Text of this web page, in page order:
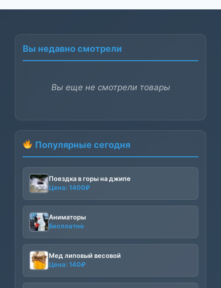
Вы недавно смотрели
Вы еще не смотрели товары
Популярные сегодня
Поездка в горы на джипе
Цена: 1400₽
Аниматоры
Бесплатно
Мед липовый весовой
Цена: 140₽